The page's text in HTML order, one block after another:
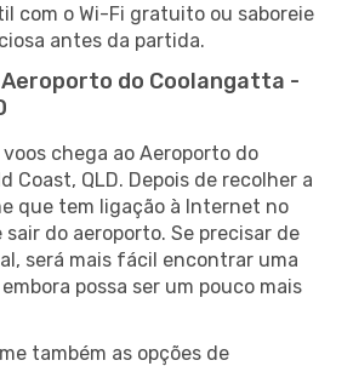
com o Wi-Fi gratuito ou saboreie
antes da partida.
do Coolangatta -
chega ao Aeroporto do
Coast, QLD. Depois de recolher a
que tem ligação à Internet no
do aeroporto. Se precisar de
será mais fácil encontrar uma
possa ser um pouco mais
também as opções de